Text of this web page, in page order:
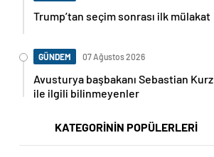
Trump’tan seçim sonrası ilk mülakat
GÜNDEM 07 Ağustos 2026
Avusturya başbakanı Sebastian Kurz
ile ilgili bilinmeyenler
KATEGORİNİN POPÜLERLERİ